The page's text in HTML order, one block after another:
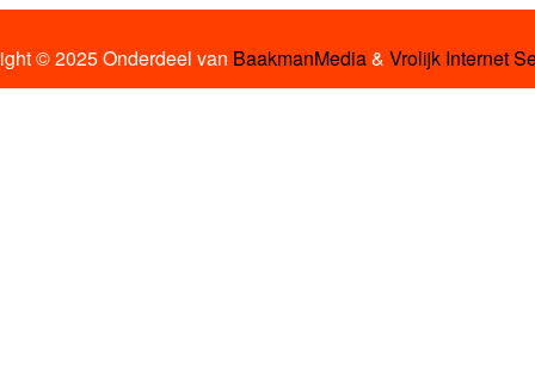
© 2025 Onderdeel van BaakmanMedia& Vrolijk Internet